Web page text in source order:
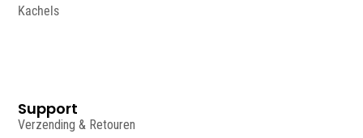
Kachels
Support
Verzending & Retouren